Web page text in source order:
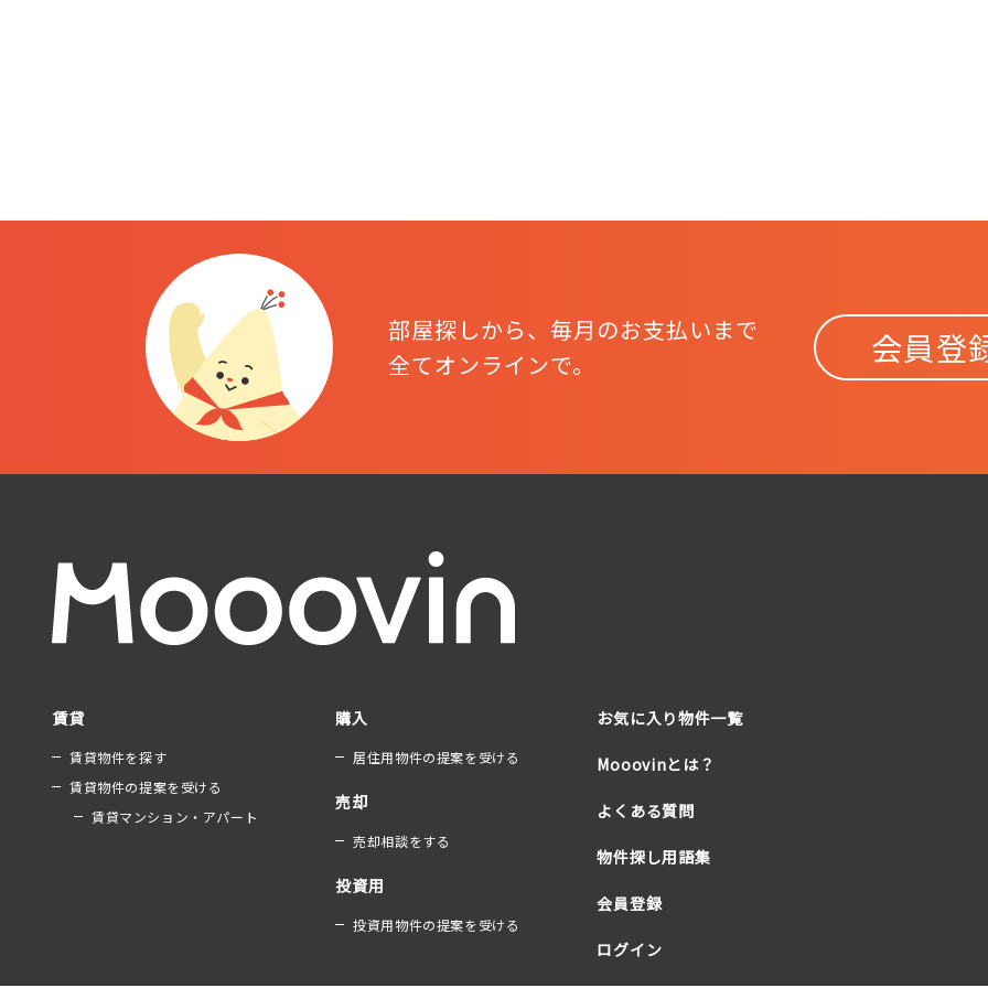
部屋探しから、毎月のお支払いまで
全てオンラインで。
会員登
賃貸
賃貸物件を探す
賃貸物件の提案を受ける
賃貸マンション・アパート
購入
居住用物件の提案を受ける
売却
売却相談をする
投資用
投資用物件の提案を受ける
お気に入り物件一覧
Mooovinとは？
よくある質問
物件探し用語集
会員登録
ログイン